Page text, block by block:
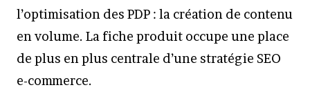
l’optimisation des PDP : la création de contenu
en volume. La fiche produit occupe une place
de plus en plus centrale d’une stratégie SEO
e-commerce.